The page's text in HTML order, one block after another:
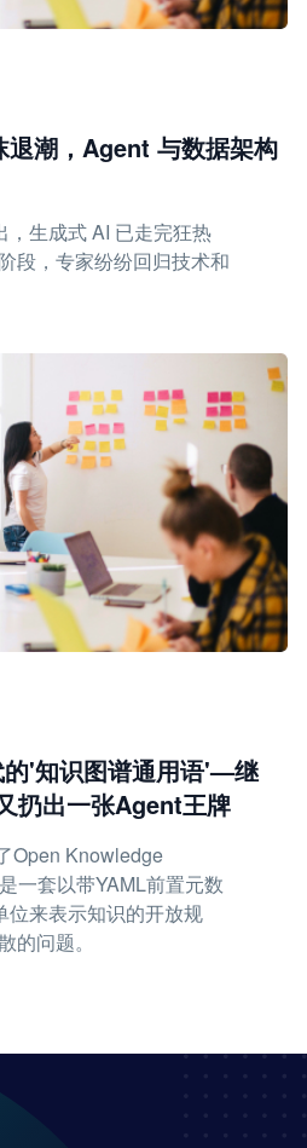
潮，Agent 与数据架构
，生成式 AI 已走完狂热
段，专家纷纷回归技术和
'知识图谱通用语'—继
扔出一张Agent王牌
Open Knowledge
一套以带YAML前置元数
位来表示知识的开放规
的问题。